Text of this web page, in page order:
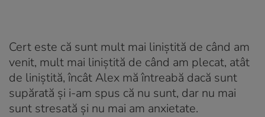
Cert este că sunt mult mai liniștită de când am
venit, mult mai liniștită de când am plecat, atât
de liniștită, încât Alex mă întreabă dacă sunt
supărată și i-am spus că nu sunt, dar nu mai
sunt stresată și nu mai am anxietate.